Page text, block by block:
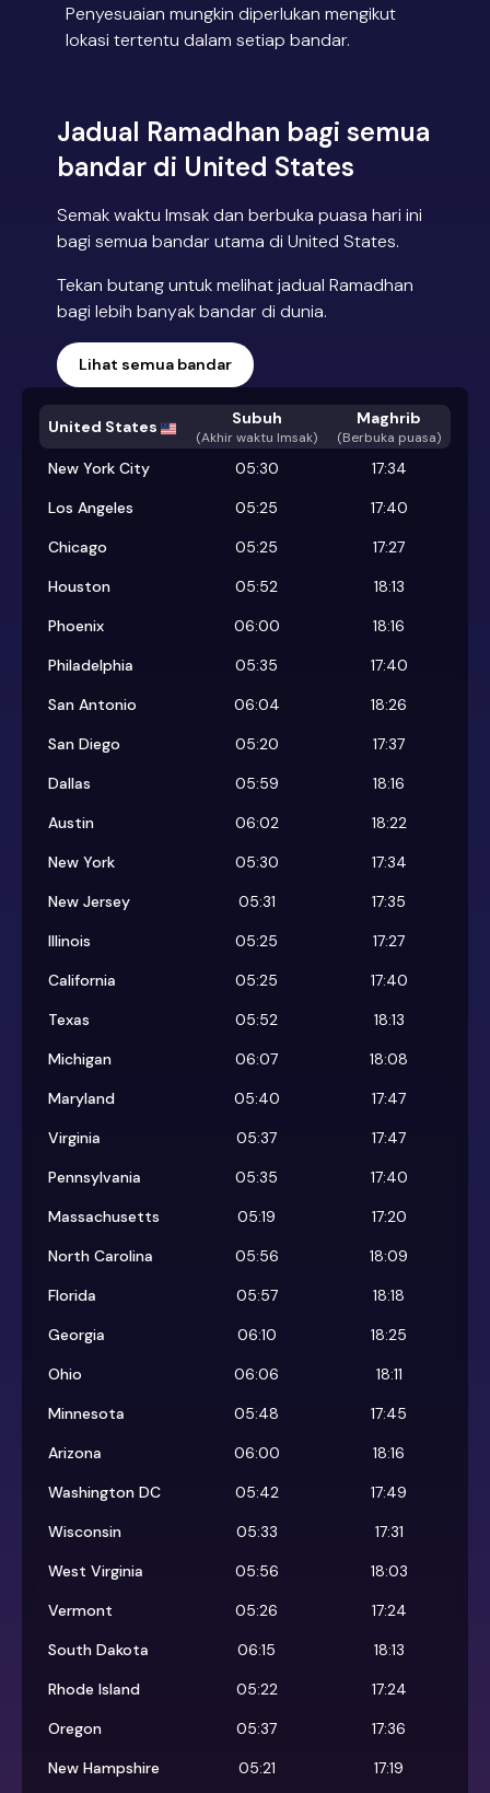
Penyesuaian mungkin diperlukan mengikut
lokasi tertentu dalam setiap bandar.
Jadual Ramadhan bagi semua
bandar di United States
Semak waktu Imsak dan berbuka puasa hari ini
bagi semua bandar utama di United States.
Tekan butang untuk melihat jadual Ramadhan
bagi lebih banyak bandar di dunia.
Lihat semua bandar
United States Subuh
(Akhir waktu Imsak)
Maghrib
(Berbuka puasa)
New York City 05:30
17:34
Los Angeles
05:25
17:40
Chicago
05:25
17:27
Houston
05:52
18:13
Phoenix
06:00
18:16
Philadelphia
05:35
17:40
San Antonio
06:04
18:26
San Diego
05:20
17:37
Dallas
05:59
18:16
Austin
06:02
18:22
New York
05:30
17:34
New Jersey
05:31
17:35
Illinois
05:25
17:27
California
05:25
17:40
Texas
05:52
18:13
Michigan
06:07
18:08
Maryland
05:40
17:47
Virginia
05:37
17:47
Pennsylvania
05:35
17:40
Massachusetts
05:19
17:20
North Carolina
05:56
18:09
Florida
05:57
18:18
Georgia
06:10
18:25
Ohio
06:06
18:11
Minnesota
05:48
17:45
Arizona
06:00
18:16
Washington DC
05:42
17:49
Wisconsin
05:33
17:31
West Virginia
05:56
18:03
Vermont
05:26
17:24
South Dakota
06:15
18:13
Rhode Island
05:22
17:24
Oregon
05:37
17:36
New Hampshire
05:21
17:19